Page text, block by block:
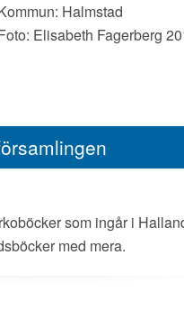
Halmstad
Elisabeth Fagerberg
som ingår i
med mera.